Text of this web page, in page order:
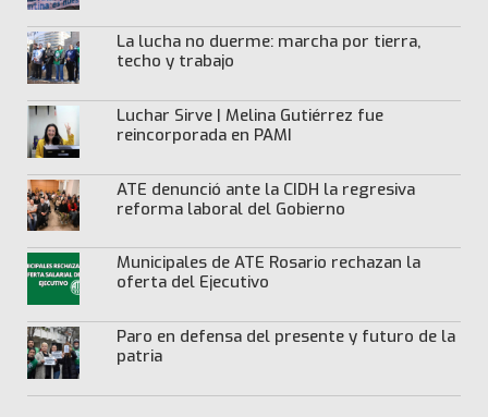
La lucha no duerme: marcha por tierra,
techo y trabajo
Luchar Sirve | Melina Gutiérrez fue
reincorporada en PAMI
ATE denunció ante la CIDH la regresiva
reforma laboral del Gobierno
Municipales de ATE Rosario rechazan la
oferta del Ejecutivo
Paro en defensa del presente y futuro de la
patria